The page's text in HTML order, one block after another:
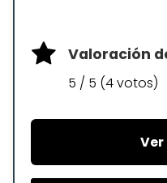
Valoración
5 / 5 (4 votos)